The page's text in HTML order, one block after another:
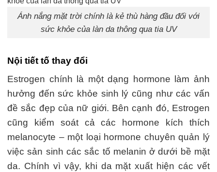
Ánh nắng mặt trời chính là kẻ thù hàng đầu đối với
sức khỏe của làn da thông qua tia UV
Nội tiết tố thay đổi
Estrogen chính là một dạng hormone làm ảnh
hưởng đến sức khỏe sinh lý cũng như các vấn
đề sắc đẹp của nữ giới. Bên cạnh đó, Estrogen
cũng kiểm soát cả các hormone kích thích
melanocyte – một loại hormone chuyên quản lý
việc sản sinh các sắc tố melanin ở dưới bề mặt
da. Chính vì vậy, khi da mặt xuất hiện các vết